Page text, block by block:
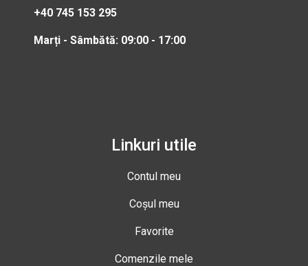
+40 745 153 295
Marți - Sâmbătă: 09:00 - 17:00
Linkuri utile
Contul meu
Coșul meu
Favorite
Comenzile mele